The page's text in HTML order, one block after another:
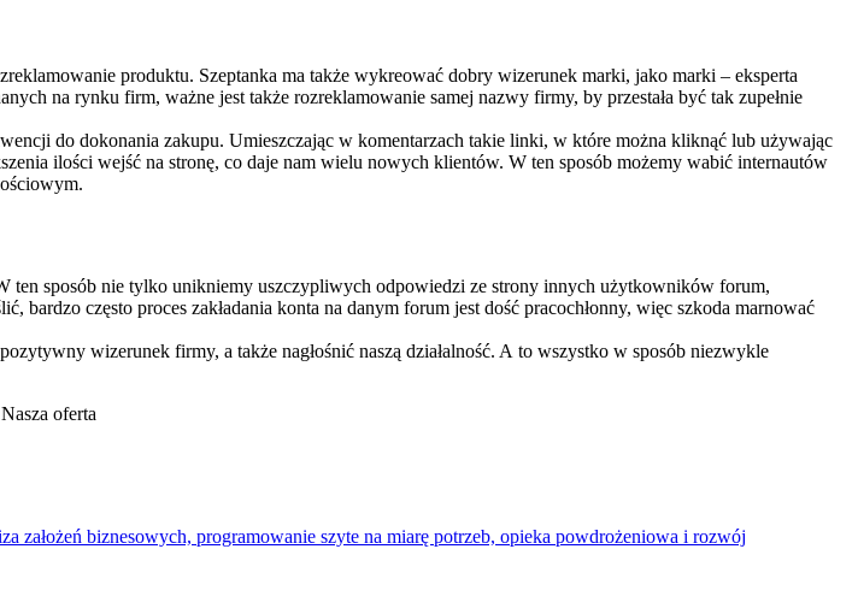
produktu. Szeptanka ma także wykreować dobry wizerunek marki, jako marki – eksperta
na rynku firm, ważne jest także rozreklamowanie samej nazwy firmy, by przestała być tak zupełnie
do dokonania zakupu. Umieszczając w komentarzach takie linki, w które można kliknąć lub używając
ilości wejść na stronę, co daje nam wielu nowych klientów. W ten sposób możemy wabić internautów
ten sposób nie tylko unikniemy uszczypliwych odpowiedzi ze strony innych użytkowników forum,
często proces zakładania konta na danym forum jest dość pracochłonny, więc szkoda marnować
wizerunek firmy, a także nagłośnić naszą działalność. A to wszystko w sposób niezwykle
Nasza oferta
biznesowych, programowanie szyte na miarę potrzeb, opieka powdrożeniowa i rozwój